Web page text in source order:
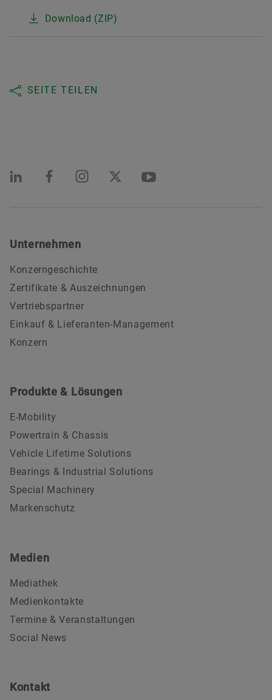
Download (ZIP)
SEITE TEILEN
Unternehmen
Konzerngeschichte
Zertifikate & Auszeichnungen
Vertriebspartner
Einkauf & Lieferanten-Management
Konzern
Produkte & Lösungen
E-Mobility
Powertrain & Chassis
Vehicle Lifetime Solutions
Bearings & Industrial Solutions
Special Machinery
Markenschutz
Medien
Mediathek
Medienkontakte
Termine & Veranstaltungen
Social News
Kontakt